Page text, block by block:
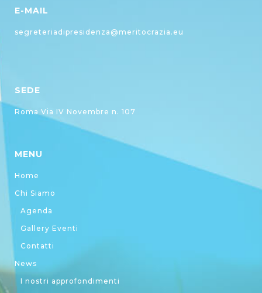
E-MAIL
segreteriadipresidenza@meritocrazia.eu
SEDE
Roma Via IV Novembre n. 107
MENU
Home
Chi Siamo
Agenda
Gallery Eventi
Contatti
News
I nostri approfondimenti